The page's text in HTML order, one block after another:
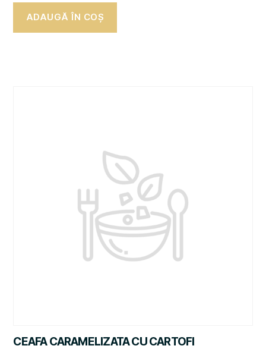
ADAUGĂ ÎN COȘ
CEAFA CARAMELIZATA CU CARTOFI